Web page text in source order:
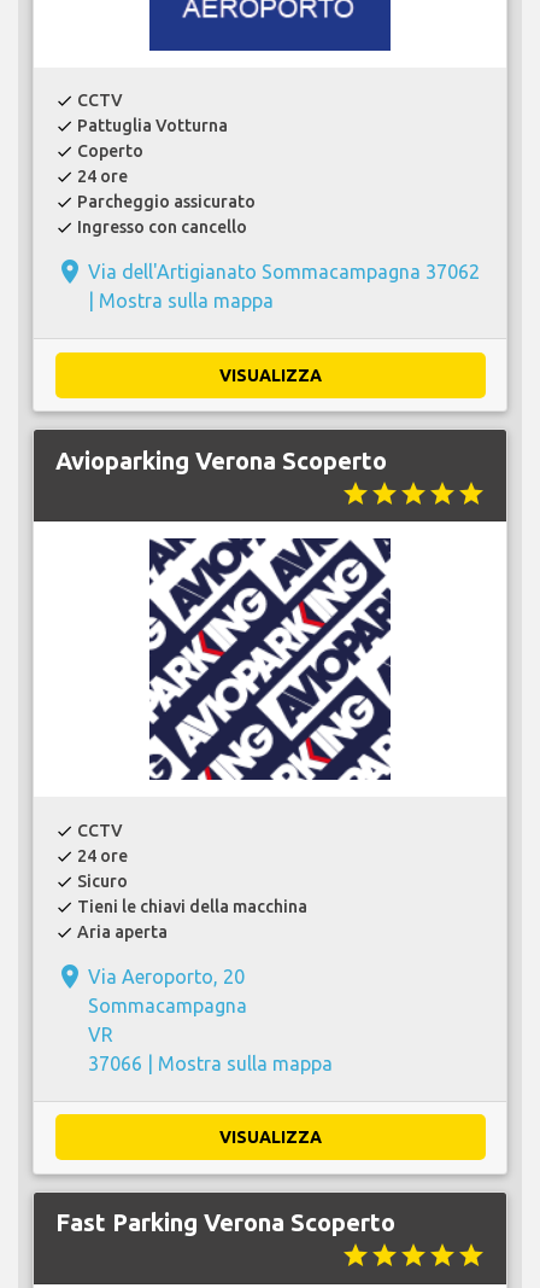
check CCTV
check Pattuglia Votturna
check Coperto
check 24 ore
check Parcheggio assicurato
check Ingresso con cancello
place Via dell'Artigianato Sommacampagna 37062
Mostra sulla mappa
VISUALIZZA
Avioparking Verona Scoperto
starstarstarstarstar
check CCTV
check 24 ore
check Sicuro
check Tieni le chiavi della macchina
check Aria aperta
place Via Aeroporto, 20
Sommacampagna
VR
37066 | Mostra sulla mappa
VISUALIZZA
Fast Parking Verona Scoperto
starstarstarstarstar